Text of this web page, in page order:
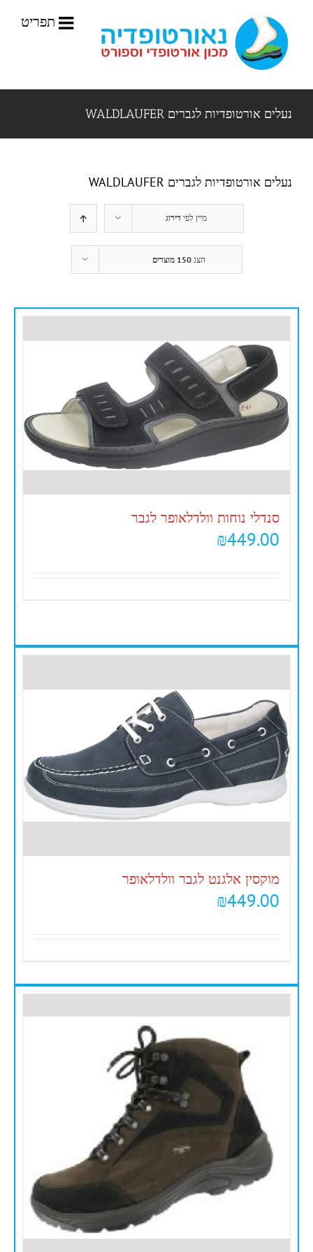
נעלים אורטופדיות לגברים WALDLAUFER
נעלים אורטופדיות לגברים WALDLAUFER
מיין לפידירוג
הצג150 מוצרים
סנדלי נוחות וולדלאופר לגבר
₪449.00
מוקסין אלגנט לגבר וולדלאופר
₪449.00